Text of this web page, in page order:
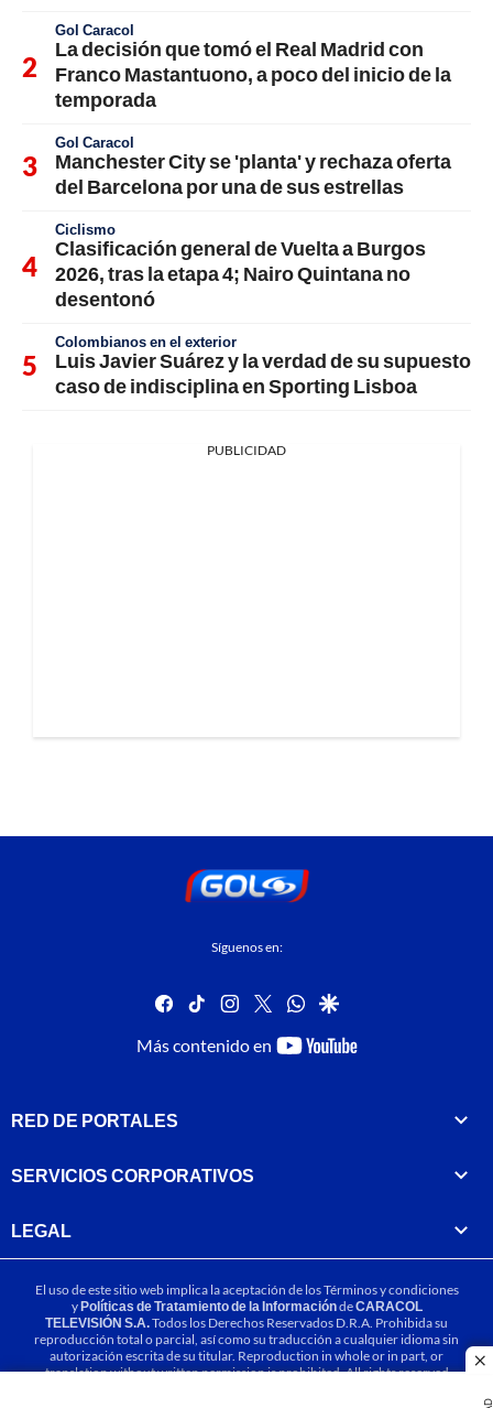
Gol Caracol
La decisión que tomó el Real Madrid con
Franco Mastantuono, a poco del inicio de la
temporada
Gol Caracol
Manchester City se 'planta' y rechaza oferta
del Barcelona por una de sus estrellas
Ciclismo
Clasificación general de Vuelta a Burgos
2026, tras la etapa 4; Nairo Quintana no
desentonó
Colombianos en el exterior
Luis Javier Suárez y la verdad de su supuesto
caso de indisciplina en Sporting Lisboa
PUBLICIDAD
Síguenos en:
facebook
tiktok instagram
twitterwhatsapp
google
Más contenido en
youtube-
RED DE PORTALES
SERVICIOS CORPORATIVOS
LEGAL
El uso de este sitio web implica la aceptación de losTérminos y condiciones
yPolíticas de Tratamiento de la InformacióndeCARACOL
TELEVISIÓN S.A.Todos los Derechos Reservados D.R.A. Prohibida su
reproducción total o parcial, así como su traducción a cualquier idioma sin
autorización escrita de su titular. Reproduction in whole or in part, or
translation without written permission is prohibited. All rights reserved